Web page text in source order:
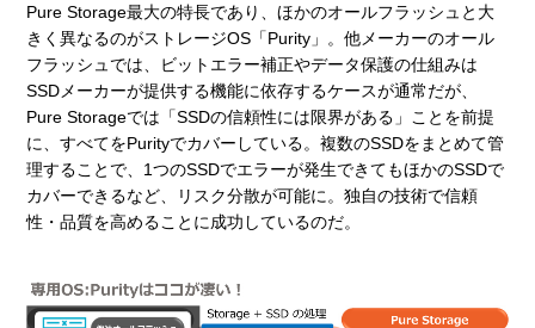
Pure Storage最大の特長であり、ほかのオールフラッシュと大
きく異なるのがストレージOS「Purity」。他メーカーのオール
フラッシュでは、ビットエラー補正やデータ保護の仕組みは
SSDメーカーが提供する機能に依存するケースが通常だが、
Pure Storageでは「SSDの信頼性には限界がある」ことを前提
に、すべてをPurityでカバーしている。複数のSSDをまとめて管
理することで、1つのSSDでエラーが発生できてもほかのSSDで
カバーできるなど、リスク分散が可能に。独自の技術で信頼
性・品質を高めることに成功しているのだ。